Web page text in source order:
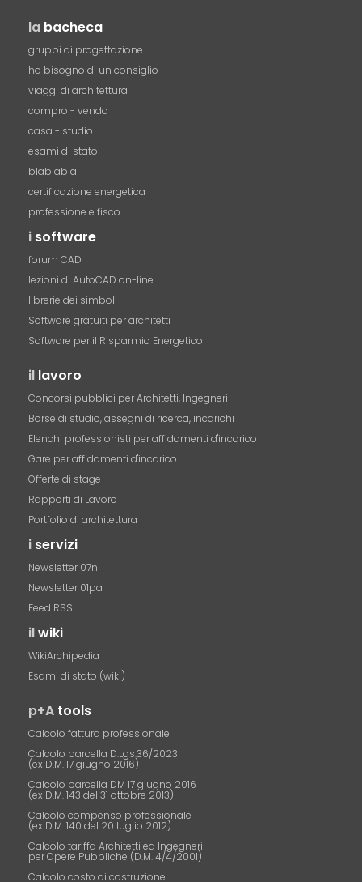
la bacheca
gruppi di progettazione
ho bisogno di un consiglio
viaggi di architettura
compro - vendo
casa - studio
esami di stato
blablabla
certificazione energetica
professione e fisco
i software
forum CAD
lezioni di AutoCAD on-line
librerie dei simboli
Software gratuiti per architetti
Software per il Risparmio Energetico
il lavoro
Concorsi pubblici per Architetti, Ingegneri
Borse di studio, assegni di ricerca, incarichi
Elenchi professionisti per affidamenti d'incarico
Gare per affidamenti d'incarico
Offerte di stage
Rapporti di Lavoro
Portfolio di architettura
i servizi
Newsletter 07nl
Newsletter 01pa
Feed RSS
ilwiki
WikiArchipedia
Esami di stato (wiki)
p+A tools
Calcolo fattura professionale
Calcolo parcella D.Lgs.36/2023
(ex D.M. 17 giugno 2016)
Calcolo parcella DM 17 giugno 2016
(ex D.M. 143 del 31 ottobre 2013)
Calcolo compenso professionale
(ex D.M. 140 del 20 luglio 2012)
Calcolo tariffa Architetti ed Ingegneri
per Opere Pubbliche (D.M. 4/4/2001)
Calcolo costo di costruzione